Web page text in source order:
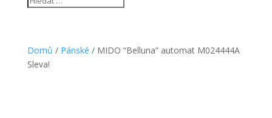
Domů / Pánské / MIDO “Belluna” automat M024444A
Sleva!